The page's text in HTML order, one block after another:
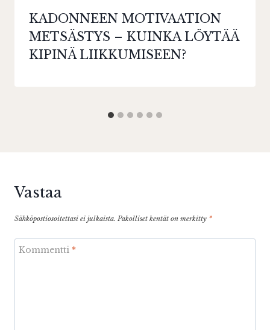
KADONNEEN MOTIVAATION
METSÄSTYS – KUINKA LÖYTÄÄ
KIPINÄ LIIKKUMISEEN?
Vastaa
Sähköpostiosoitettasi ei julkaista. Pakolliset kentät on merkitty *
Kommentti *